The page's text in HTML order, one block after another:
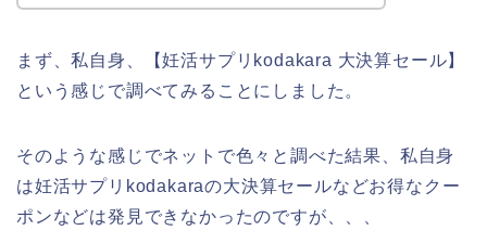
まず、私自身、【妊活サプリkodakara 大決算セール】
という感じで調べてみることにしました。
そのような感じでネットで色々と調べた結果、私自身
は妊活サプリkodakaraの大決算セールなどお得なクー
ポンなどは発見できなかったのですが、、、